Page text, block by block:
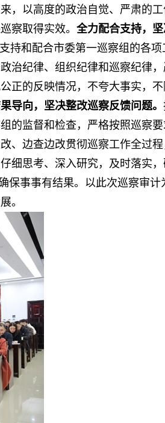
，以高度的政治自觉、严肃的
察取得实效。 全力配合支持，
持和配合市委第一巡察组的各项
治纪律、组织纪律和巡察纪律
正的反映情况，不夸大事实，不
导向，坚决整改巡察反馈问题。
的监督和检查，严格按照巡察
、边查边改贯彻巡察工作全过
细思考、深入研究，及时落实
保事事有结果。以此次巡察审计
。